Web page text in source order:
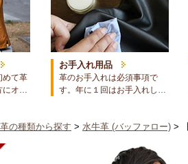
めて革
にオ…
お手入れ用品
革のお手入れは必須事項で
す。年に１回はお手入れし…
革の種類から探す > 水牛革 (バッファロー) >